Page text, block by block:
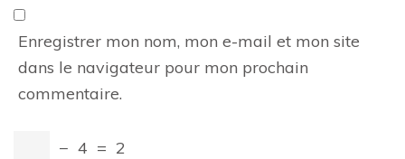
Enregistrer mon nom, mon e-mail et mon site
dans le navigateur pour mon prochain
commentaire.
− 4 = 2